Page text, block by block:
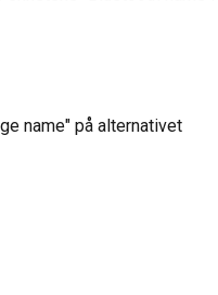
name" på alternativet